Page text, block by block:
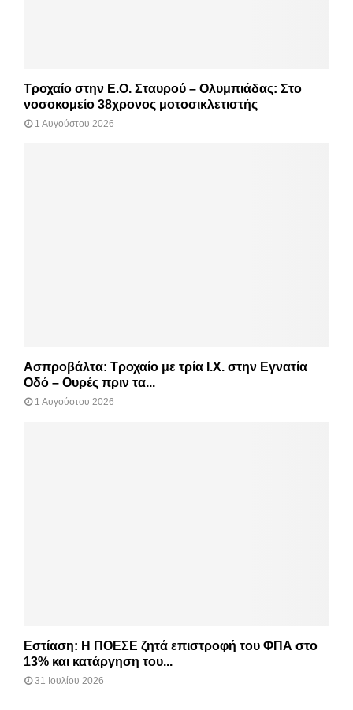
Τροχαίο στην Ε.Ο. Σταυρού – Ολυμπιάδας: Στο
νοσοκομείο 38χρονος μοτοσικλετιστής
1 Αυγούστου 2026
Ασπροβάλτα: Τροχαίο με τρία Ι.Χ. στην Εγνατία
Οδό – Ουρές πριν τα...
1 Αυγούστου 2026
Εστίαση: Η ΠΟΕΣΕ ζητά επιστροφή του ΦΠΑ στο
13% και κατάργηση του...
31 Ιουλίου 2026